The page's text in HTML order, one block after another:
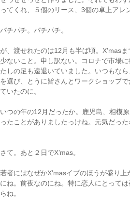
ってくれ、５個のリース、3個の卓上アレ
パチパチ。パチパチ。
が、渡せれたのは12月も半ば頃。X’masま
少ないこと。申し訳ない。コロナで市場
たしの足も遠退いていました。いつもな
を選び、とうに皆さんとワークショップ
ていたのに。
いつの年の12月だったか。鹿児島、相模
ったことがありましたっけね。元気だった
さて。あと２日でX’mas。
若者にはなぜかX’masイブのほうが盛り
にね。前夜なのにね。特に恋人にとって
らね。